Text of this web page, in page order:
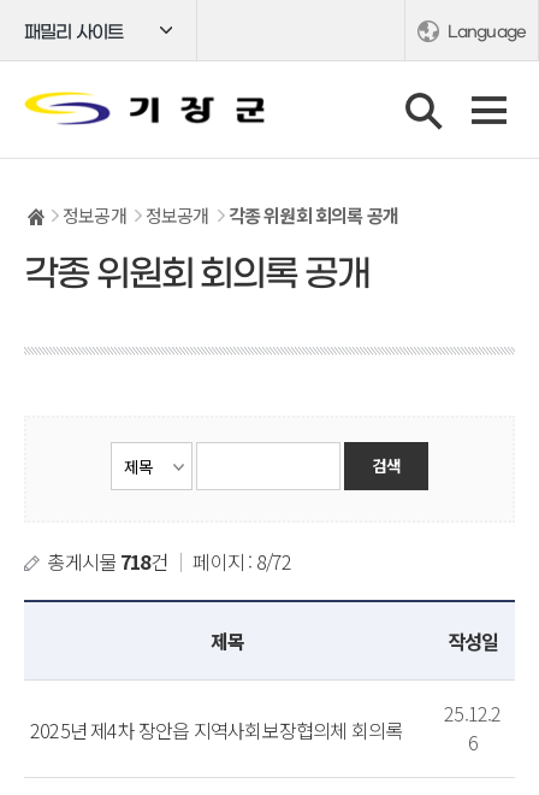
패밀리 사이트 Language
정보공개 정보공개 각종 위원회 회의록 공개
각종 위원회 회의록 공개
총게시물 718건 ｜ 페이지 : 8/72
제목 작성일
2025년 제4차 장안읍 지역사회보장협의체 회의록
25.12.2
6